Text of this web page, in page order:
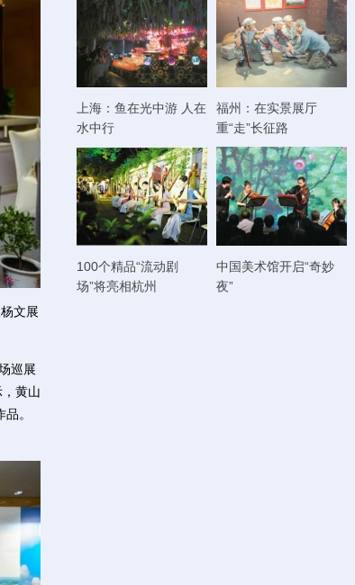
文展
巡展
黄山
。
上海：鱼在光中游 人在
水中行
福州：在实景展厅
重“走”长征路
100个精品“流动剧
场”将亮相杭州
中国美术馆开启“奇妙
夜”